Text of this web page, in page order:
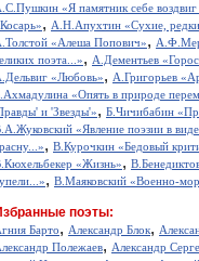
«Я памятник себе
, А.Н.Апухтин «Сухие,
«Алеша Попович»,
поэта...», А.Дементьев
«Любовь», А.Григорьев
«Опять в природе
и 'Звезды'», Б.Чичибабин
«Явление поэзии в
, В.Курочкин «Бедовый
«Жизнь»,
, В.Маяковский «Военно-
поэты:
Барто, Александр Блок,
Полежаев, Александр